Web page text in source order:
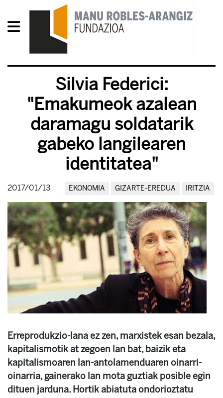
Silvia Federici:
"Emakumeok azalean
daramagu soldatarik
gabeko langilearen
identitatea"
2017/01/13 EKONOMIA GIZARTE-EREDUA IRITZIA
Erreprodukzio-lana ez zen, marxistek esan bezala,
kapitalismotik at zegoen lan bat, baizik eta
kapitalismoaren lan-antolamenduaren oinarri-
oinarria, gainerako lan mota guztiak posible egin
dituen jarduna. Hortik abiatuta ondorioztatu